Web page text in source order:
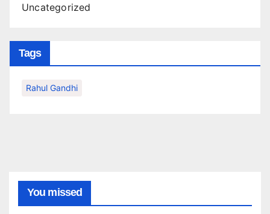
Uncategorized
Tags
Rahul Gandhi
You missed